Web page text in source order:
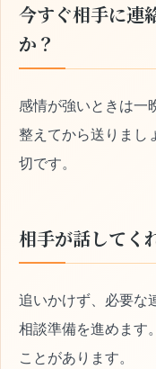
今すぐ相手に連
か？
感情が強いときは一
整えてから送りまし
切です。
相手が話してく
追いかけず、必要な
相談準備を進めます
ことがあります。